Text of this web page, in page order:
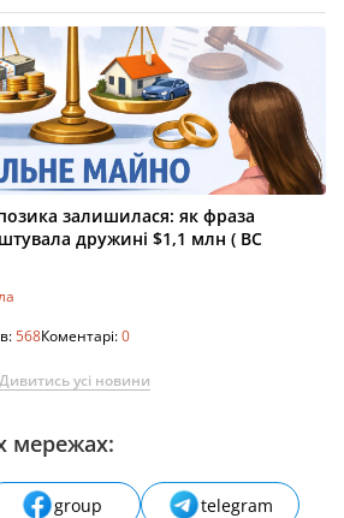
залишилася: як фраза
дружині $1,1 млн ( ВС
568Коментарі:0
Дивитись усі новини
мережах:
group
telegram